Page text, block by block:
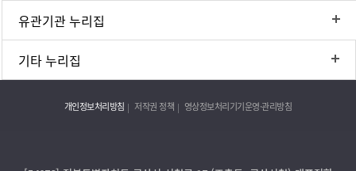
유관기관 누리집
기타 누리집
개인정보처리방침 저작권 정책 영상정보처리기기운영·관리방침